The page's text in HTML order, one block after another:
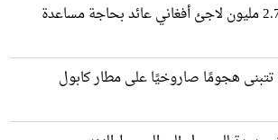
الأمم المتحدة تحذر: 2.7 مليون لاجئ أفغاني عائد بحاجة مساعدة
تتبنى هجومًا صاروخيًا على مطار كابول